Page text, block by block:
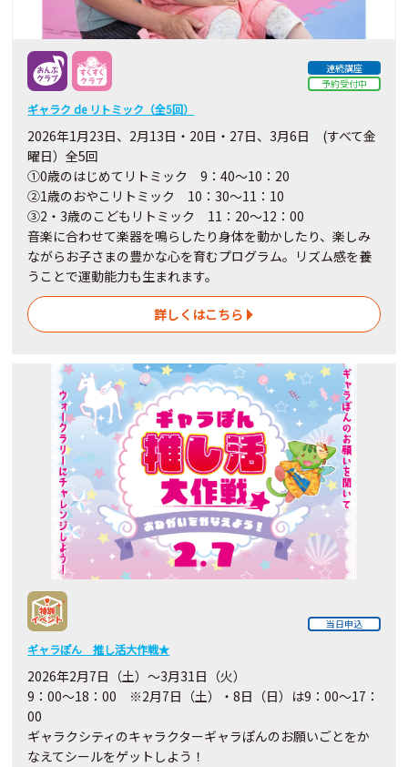
連続講座
予約受付中
ギャラク de リトミック（全5回）
2026年1月23日、2月13日・20日・27日、3月6日 (すべて金
曜日）全5回
①0歳のはじめてリトミック 9：40～10：20
②1歳のおやこリトミック 10：30～11：10
③2・3歳のこどもリトミック 11：20～12：00
音楽に合わせて楽器を鳴らしたり身体を動かしたり、楽しみ
ながらお子さまの豊かな心を育むプログラム。リズム感を養
うことで運動能力も生まれます。
詳しくはこちら
当日申込
ギャラぽん 推し活大作戦★
2026年2月7日（土）～3月31日（火）
9：00～18：00 ※2月7日（土）・8日（日）は9：00～17：
00
ギャラクシティのキャラクターギャラぽんのお願いごとをか
なえてシールをゲットしよう！